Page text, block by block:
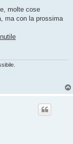
molte cose
ma con la prossima